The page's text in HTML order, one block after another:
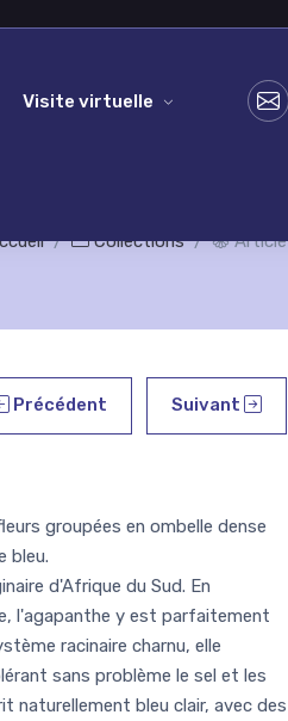
Visite virtuelle
Collections Article
Précédent Suivant
groupées en ombelle dense
bleu.
d'Afrique du Sud. En
l'agapanthe y est parfaitement
racinaire charnu, elle
sans problème le sel et les
naturellement bleu clair, avec des